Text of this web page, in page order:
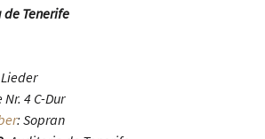
de Tenerife
4 C-Dur
: Sopran